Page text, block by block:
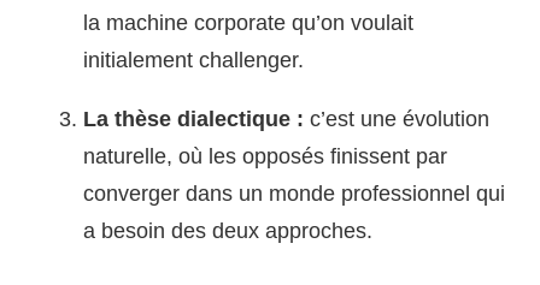
la machine corporate qu’on voulait
initialement challenger.
La thèse dialectique : c’est une évolution
naturelle, où les opposés finissent par
converger dans un monde professionnel qui
a besoin des deux approches.